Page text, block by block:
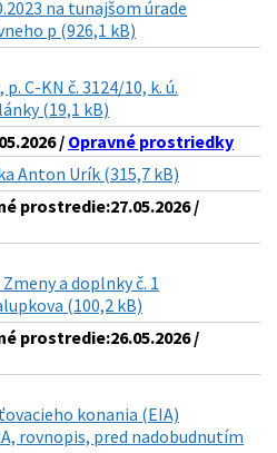
na tunajšom úrade
p (926,1 kB)
C-KN č. 3124/10, k. ú.
(19,1 kB)
/ Opravné prostriedky
Anton Urík (315,7 kB)
prostredie:27.05.2026 /
a doplnky č. 1
(100,2 kB)
prostredie:26.05.2026 /
konania (EIA)
rovnopis, pred nadobudnutím